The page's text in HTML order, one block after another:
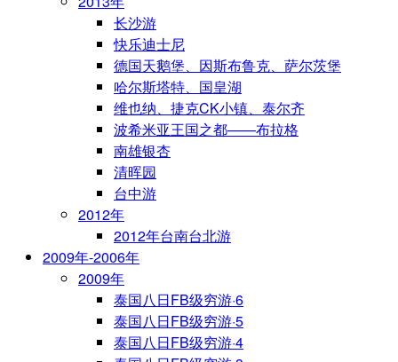
长沙游
快乐迪士尼
德国天鹅堡、因斯布鲁克、萨尔茨堡
哈尔斯塔特、国皇湖
维也纳、捷克CK小镇、泰尔齐
波希米亚王国之都——布拉格
南雄银杏
清晖园
台中游
2012年
2012年台南台北游
2009年-2006年
2009年
泰国八日FB级穷游·6
泰国八日FB级穷游·5
泰国八日FB级穷游·4